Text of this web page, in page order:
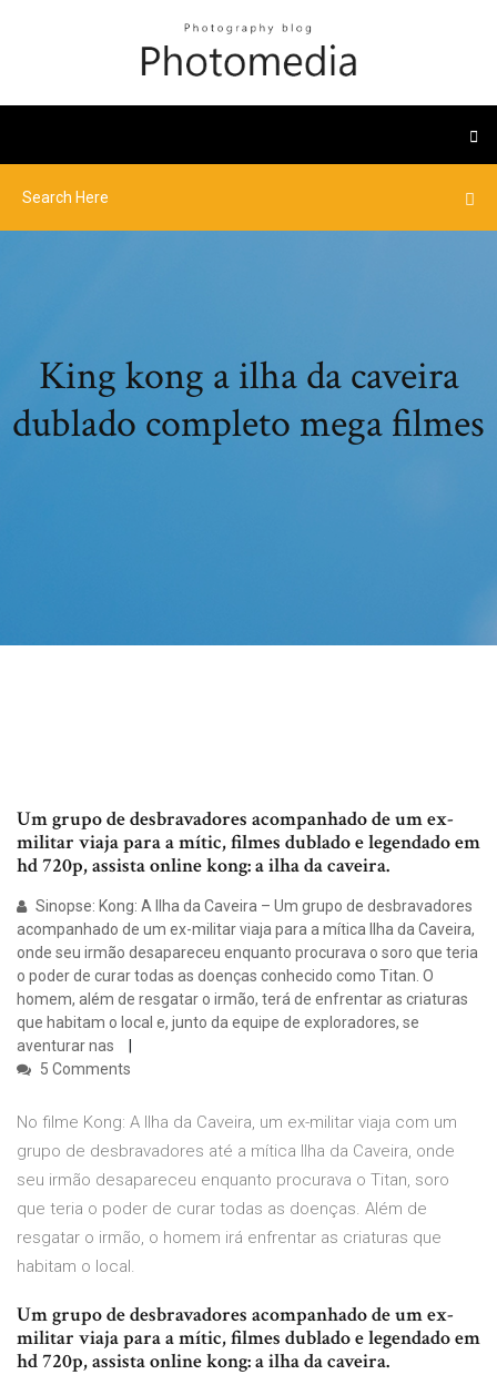
King kong a ilha da caveira
dublado completo mega filmes
Um grupo de desbravadores acompanhado de um ex-
militar viaja para a mític, filmes dublado e legendado em
hd 720p, assista online kong: a ilha da caveira.
Sinopse: Kong: A Ilha da Caveira – Um grupo de desbravadores
acompanhado de um ex-militar viaja para a mítica Ilha da Caveira,
onde seu irmão desapareceu enquanto procurava o soro que teria
o poder de curar todas as doenças conhecido como Titan. O
homem, além de resgatar o irmão, terá de enfrentar as criaturas
que habitam o local e, junto da equipe de exploradores, se
aventurar nas
5 Comments
No filme Kong: A Ilha da Caveira, um ex-militar viaja com um
grupo de desbravadores até a mítica Ilha da Caveira, onde
seu irmão desapareceu enquanto procurava o Titan, soro
que teria o poder de curar todas as doenças. Além de
resgatar o irmão, o homem irá enfrentar as criaturas que
habitam o local.
Um grupo de desbravadores acompanhado de um ex-
militar viaja para a mític, filmes dublado e legendado em
hd 720p, assista online kong: a ilha da caveira.